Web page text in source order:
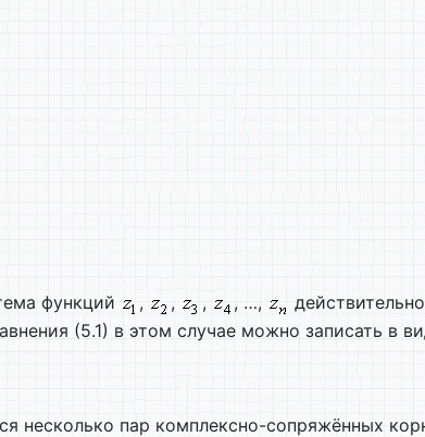
функций , , , , …,
(5.1) в этом случае можно записать в
несколько пар комплексно-сопряжённых